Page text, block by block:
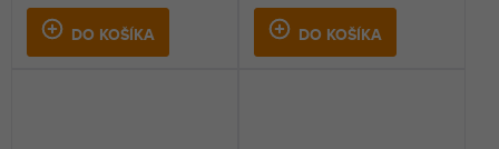
DO KOŠÍKA DO KOŠÍKA